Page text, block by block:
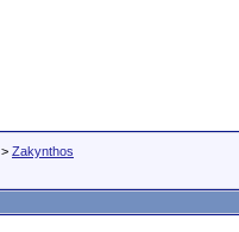
> Zakynthos